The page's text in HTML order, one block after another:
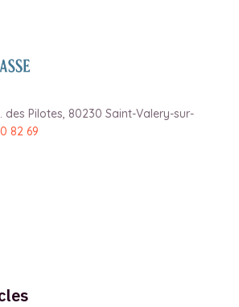
des Pilotes, 80230 Saint-Valery-sur-
82 69